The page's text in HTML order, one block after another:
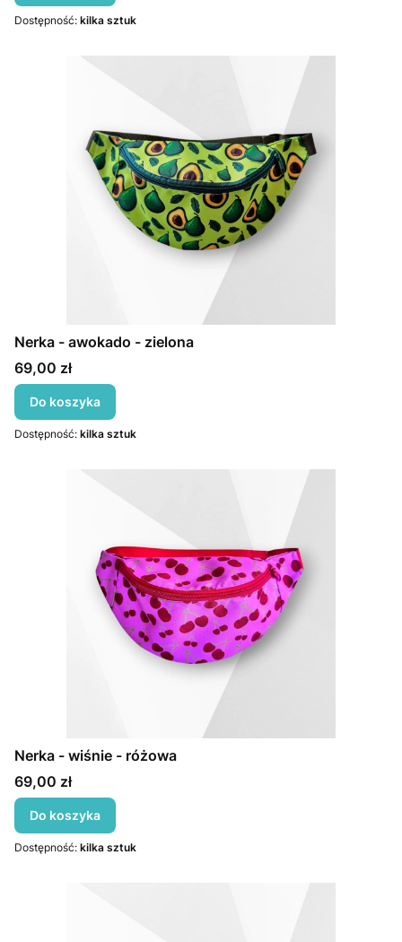
Dostępność: kilka sztuk
Nerka - awokado - zielona
Cena
69,00 zł
Do koszyka
Dostępność: kilka sztuk
Nerka - wiśnie - różowa
Cena
69,00 zł
Do koszyka
Dostępność: kilka sztuk